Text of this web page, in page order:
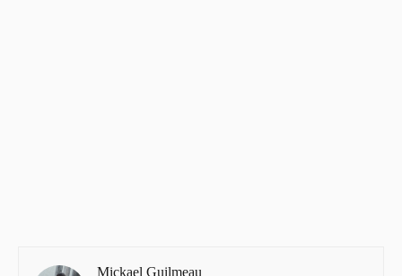
Mickael Guilmeau